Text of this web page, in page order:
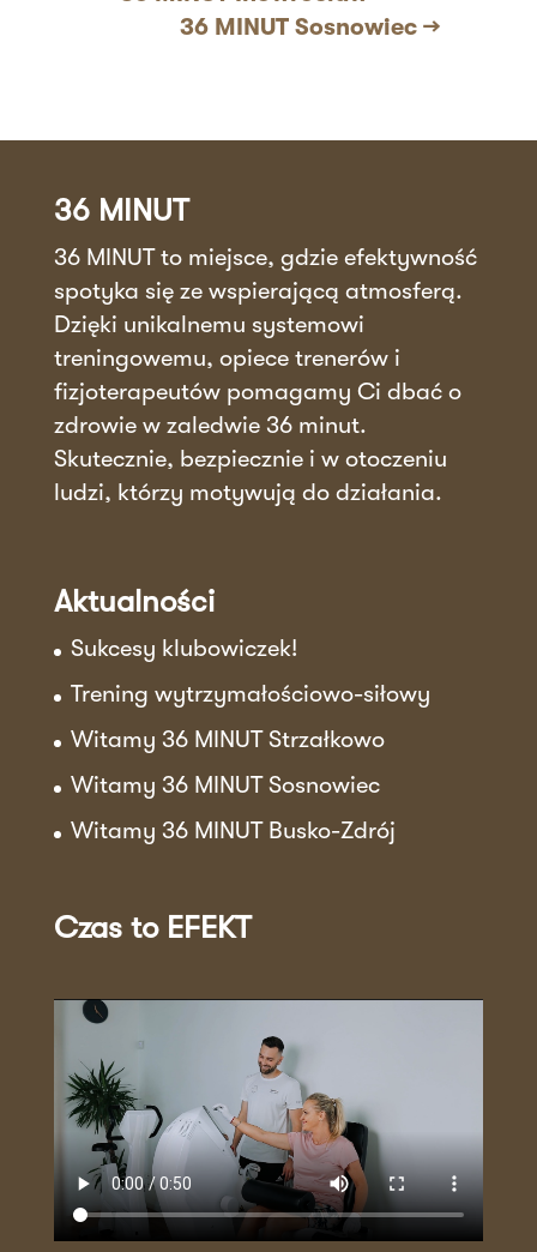
36 MINUT Sosnowiec →
36 MINUT
36 MINUT to miejsce, gdzie efektywność
spotyka się ze wspierającą atmosferą.
Dzięki unikalnemu systemowi
treningowemu, opiece trenerów i
fizjoterapeutów pomagamy Ci dbać o
zdrowie w zaledwie 36 minut.
Skutecznie, bezpiecznie i w otoczeniu
ludzi, którzy motywują do działania.
Aktualności
Sukcesy klubowiczek!
Trening wytrzymałościowo-siłowy
Witamy 36 MINUT Strzałkowo
Witamy 36 MINUT Sosnowiec
Witamy 36 MINUT Busko-Zdrój
Czas to EFEKT